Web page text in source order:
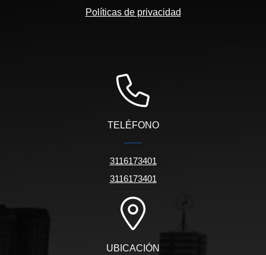
Políticas de privacidad
TELÉFONO
3116173401
3116173401
UBICACIÓN